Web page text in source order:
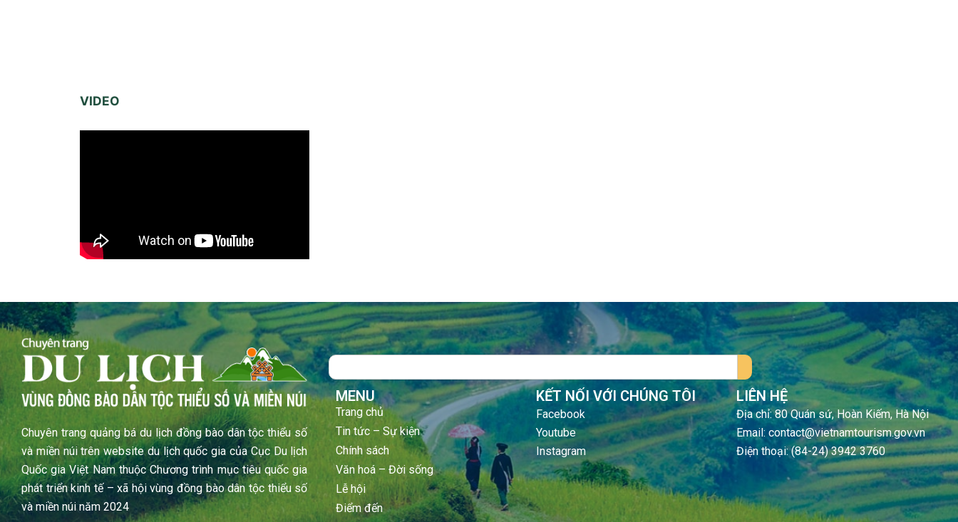
VIDEO
Chuyên trang quảng bá du lịch đồng bào dân tộc thiểu số
và miền núi trên website du lịch quốc gia của Cục Du lịch
Quốc gia Việt Nam thuộc Chương trình mục tiêu quốc gia
phát triển kinh tế – xã hội vùng đồng bào dân tộc thiểu số
và miền núi năm 2024
Search
MENU
Trang chủ
Tin tức – Sự kiện
Chính sách
Văn hoá – Đời sống
Lễ hội
Điểm đến
KẾT NỐI VỚI CHÚNG TÔI
Facebook
Youtube
Instagram
LIÊN HỆ
Địa chỉ: 80 Quán sứ, Hoàn Kiếm, Hà Nội
Email: contact@vietnamtourism.gov.vn
Điện thoại: (84-24) 3942 3760